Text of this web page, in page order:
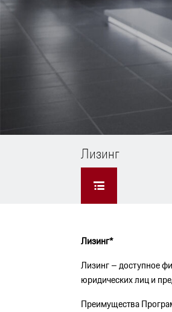
Лизинг
Лизинг*
Лизинг – доступное
юридических лиц и
Преимущества